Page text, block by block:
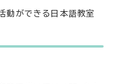
動ができる日本語教室